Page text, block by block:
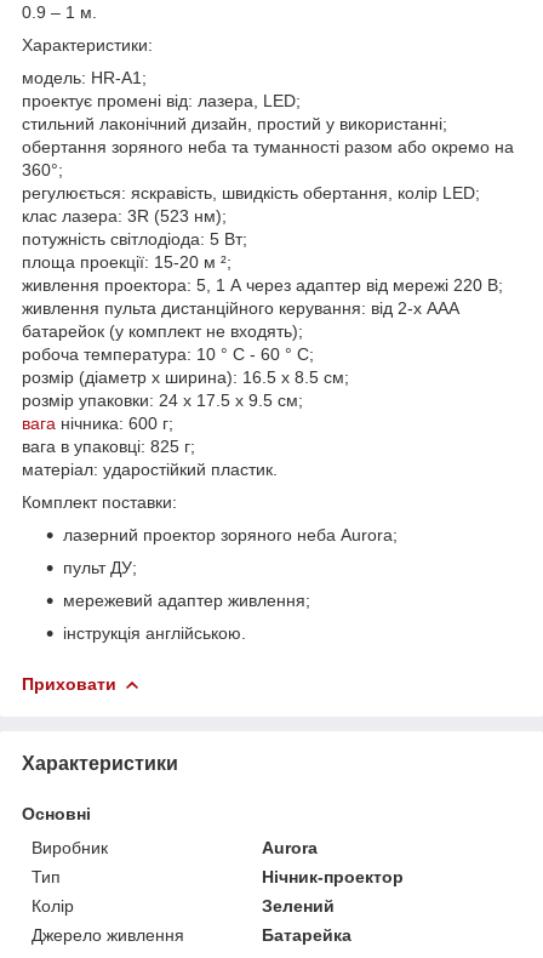
0.9 – 1 м.
Характеристики:
модель: HR-A1;
проектує промені від: лазера, LED;
стильний лаконічний дизайн, простий у використанні;
обертання зоряного неба та туманності разом або окремо на
360°;
регулюється: яскравість, швидкість обертання, колір LED;
клас лазера: 3R (523 нм);
потужність світлодіода: 5 Вт;
площа проекції: 15-20 м ²;
живлення проектора: 5, 1 А через адаптер від мережі 220 В;
живлення пульта дистанційного керування: від 2-х ААА
батарейок (у комплект не входять);
робоча температура: 10 ° С - 60 ° С;
розмір (діаметр x ширина): 16.5 x 8.5 см;
розмір упаковки: 24 х 17.5 х 9.5 см;
вага нічника: 600 г;
вага в упаковці: 825 г;
матеріал: ударостійкий пластик.
Комплект поставки:
лазерний проектор зоряного неба Aurora;
пульт ДУ;
мережевий адаптер живлення;
інструкція англійською.
Приховати
Характеристики
Основні
Виробник
Aurora
Тип
Нічник-проектор
Колір
Зелений
Джерело живлення
Батарейка